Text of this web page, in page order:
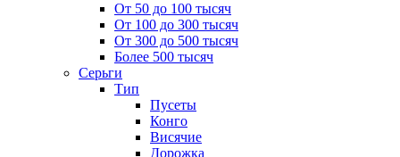
От 50 до 100 тысяч
От 100 до 300 тысяч
От 300 до 500 тысяч
Более 500 тысяч
Серьги
Тип
Пусеты
Конго
Висячие
Дорожка